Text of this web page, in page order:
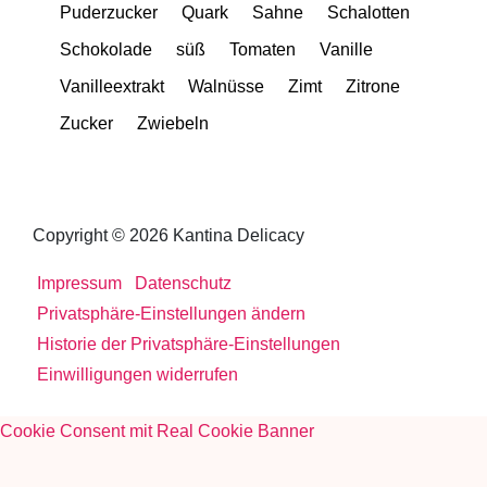
Puderzucker Quark Sahne
Schalotten
Schokolade
süß Tomaten
Vanille
Vanilleextrakt
Walnüsse Zimt
Zitrone
Zucker
Zwiebeln
Copyright © 2026 Kantina Delicacy
Impressum
Datenschutz
Privatsphäre-Einstellungen ändern
Historie der Privatsphäre-Einstellungen
Einwilligungen widerrufen
Cookie Consent mit Real Cookie Banner